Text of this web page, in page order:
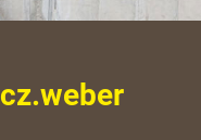
cz.weber